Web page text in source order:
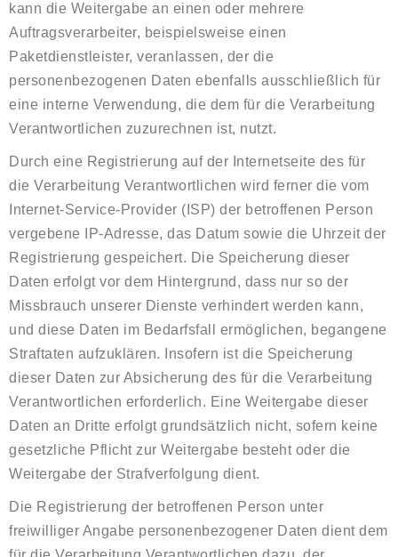
kann die Weitergabe an einen oder mehrere
Auftragsverarbeiter, beispielsweise einen
Paketdienstleister, veranlassen, der die
personenbezogenen Daten ebenfalls ausschließlich für
eine interne Verwendung, die dem für die Verarbeitung
Verantwortlichen zuzurechnen ist, nutzt.
Durch eine Registrierung auf der Internetseite des für
die Verarbeitung Verantwortlichen wird ferner die vom
Internet-Service-Provider (ISP) der betroffenen Person
vergebene IP-Adresse, das Datum sowie die Uhrzeit der
Registrierung gespeichert. Die Speicherung dieser
Daten erfolgt vor dem Hintergrund, dass nur so der
Missbrauch unserer Dienste verhindert werden kann,
und diese Daten im Bedarfsfall ermöglichen, begangene
Straftaten aufzuklären. Insofern ist die Speicherung
dieser Daten zur Absicherung des für die Verarbeitung
Verantwortlichen erforderlich. Eine Weitergabe dieser
Daten an Dritte erfolgt grundsätzlich nicht, sofern keine
gesetzliche Pflicht zur Weitergabe besteht oder die
Weitergabe der Strafverfolgung dient.
Die Registrierung der betroffenen Person unter
freiwilliger Angabe personenbezogener Daten dient dem